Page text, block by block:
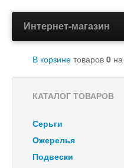
Интернет-магазин
В корзине товаров 0
КАТАЛОГ ТОВАРОВ
Серьги
Ожерелья
Подвески